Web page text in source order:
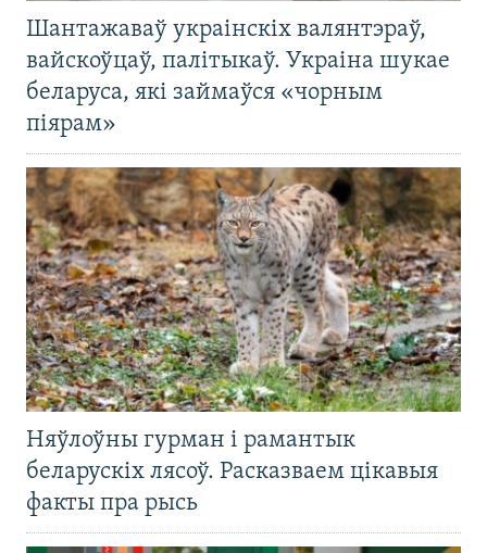
Шантажаваў украінскіх валянтэраў,
вайскоўцаў, палітыкаў. Украіна шукае
беларуса, які займаўся «чорным
піярам»
Няўлоўны гурман і рамантык
беларускіх лясоў. Расказваем цікавыя
факты пра рысь